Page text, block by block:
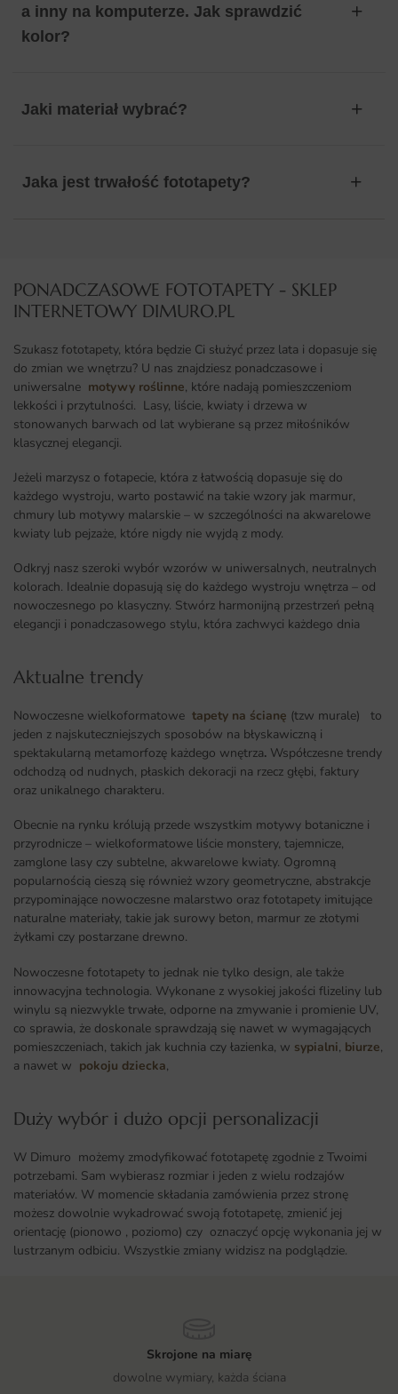
a inny na komputerze. Jak sprawdzić
kolor?
Jaki materiał wybrać?
Jaka jest trwałość fototapety?
PONADCZASOWE FOTOTAPETY - SKLEP
INTERNETOWY DIMURO.PL​
Szukasz fototapety, która będzie Ci służyć przez lata i dopasuje się
do zmian we wnętrzu? U nas znajdziesz ponadczasowe i
uniwersalne motywy roślinne, które nadają pomieszczeniom
lekkości i przytulności. Lasy, liście, kwiaty i drzewa w
stonowanych barwach od lat wybierane są przez miłośników
klasycznej elegancji.
Jeżeli marzysz o fotapecie, która z łatwością dopasuje się do
każdego wystroju, warto postawić na takie wzory jak marmur,
chmury lub motywy malarskie – w szczególności na akwarelowe
kwiaty lub pejzaże, które nigdy nie wyjdą z mody.
Odkryj nasz szeroki wybór wzorów w uniwersalnych, neutralnych
kolorach. Idealnie dopasują się do każdego wystroju wnętrza – od
nowoczesnego po klasyczny. Stwórz harmonijną przestrzeń pełną
elegancji i ponadczasowego stylu, która zachwyci każdego dnia
Aktualne trendy​
Nowoczesne wielkoformatowe tapety na ścianę (tzw murale) to
jeden z najskuteczniejszych sposobów na błyskawiczną i
spektakularną metamorfozę każdego wnętrza. Współczesne trendy
odchodzą od nudnych, płaskich dekoracji na rzecz głębi, faktury
oraz unikalnego charakteru.
Obecnie na rynku królują przede wszystkim motywy botaniczne i
przyrodnicze – wielkoformatowe liście monstery, tajemnicze,
zamglone lasy czy subtelne, akwarelowe kwiaty. Ogromną
popularnością cieszą się również wzory geometryczne, abstrakcje
przypominające nowoczesne malarstwo oraz fototapety imitujące
naturalne materiały, takie jak surowy beton, marmur ze złotymi
żyłkami czy postarzane drewno.
Nowoczesne fototapety to jednak nie tylko design, ale także
innowacyjna technologia. Wykonane z wysokiej jakości flizeliny lub
winylu są niezwykle trwałe, odporne na zmywanie i promienie UV,
co sprawia, że doskonale sprawdzają się nawet w wymagających
pomieszczeniach, takich jak kuchnia czy łazienka, w sypialni, biurze,
a nawet w pokoju dziecka,
Duży wybór i dużo opcji personalizacji ​
W Dimuro możemy zmodyfikować fototapetę zgodnie z Twoimi
potrzebami. Sam wybierasz rozmiar i jeden z wielu rodzajów
materiałów. W momencie składania zamówienia przez stronę
możesz dowolnie wykadrować swoją fototapetę, zmienić jej
orientację (pionowo , poziomo) czy oznaczyć opcję wykonania jej w
lustrzanym odbiciu. Wszystkie zmiany widzisz na podglądzie.
Skrojone na miarę
dowolne wymiary, każda ściana